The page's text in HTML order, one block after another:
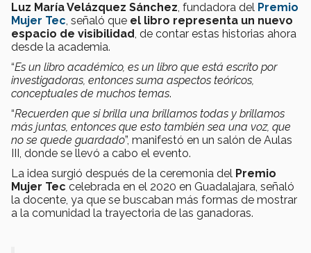
Luz María Velázquez Sánchez, fundadora del Premio
Mujer Tec, señaló que el libro representa un nuevo
espacio de visibilidad, de contar estas historias ahora
desde la academia.
“Es un libro académico, es un libro que está escrito por
investigadoras, entonces suma aspectos teóricos,
conceptuales de muchos temas.
“Recuerden que si brilla una brillamos todas y brillamos
más juntas, entonces que esto también sea una voz, que
no se quede guardado”, manifestó en un salón de Aulas
III, donde se llevó a cabo el evento.
La idea surgió después de la ceremonia del Premio
Mujer Tec celebrada en el 2020 en Guadalajara, señaló
la docente, ya que se buscaban más formas de mostrar
a la comunidad la trayectoria de las ganadoras.